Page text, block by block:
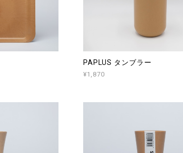
PAPLUS タンブラー
¥1,870